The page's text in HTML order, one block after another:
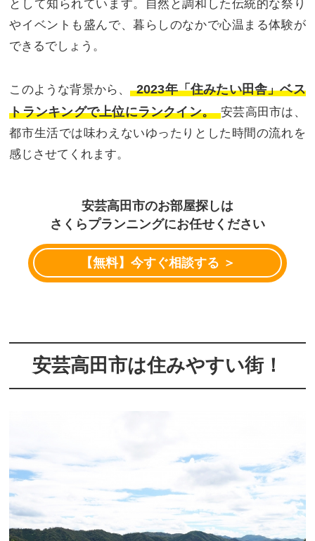
として知られています。自然と調和した伝統的な祭り
やイベントも盛んで、暮らしのなかで心温まる体験が
できるでしょう。
このような背景から、 2023年「住みたい田舎」ベス
トランキングで上位にランクイン。 安芸高田市は、
都市生活では味わえないゆったりとした時間の流れを
感じさせてくれます。
安芸高田市のお部屋探しは
さくらプランニングにお任せください
【無料】今すぐ相談する ＞
安芸高田市は住みやすい街！